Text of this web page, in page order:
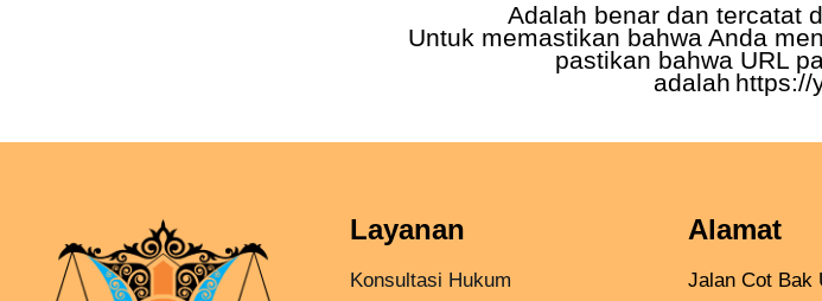
Adalah benar dan tercatat
Untuk memastikan bahwa Anda
pastikan bahwa URL
adalah https://
Layanan
Konsultasi Hukum
Alamat
Jalan Cot Bak